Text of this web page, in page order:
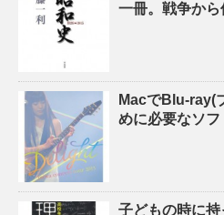
一冊。戦争か
MacでBlu-ray(
めに必要なソ
子どもの時に